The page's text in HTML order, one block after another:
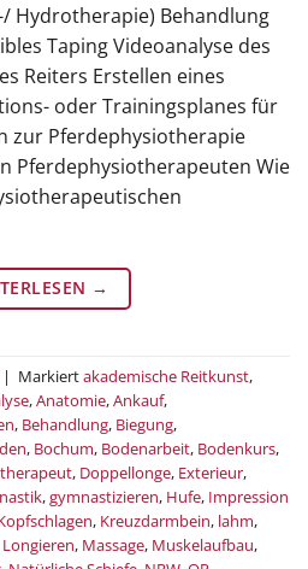
Hydrotherapie) Behandlung
Taping Videoanalyse des
Reiters Erstellen eines
oder Trainingsplanes für
zur Pferdephysiotherapie
Pferdephysiotherapeuten Wie
→
| Markiertakademische Reitkunst,
,Anatomie,Ankauf,
, Behandlung, Biegung,
, Bochum, Bodenarbeit, Bodenkurs,
, Doppellonge, Exterieur,
,gymnastizieren, Hufe, Impression
, Kreuzdarmbein, lahm,
Longieren, Massage, Muskelaufbau,